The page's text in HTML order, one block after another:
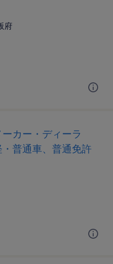
府
カー・ディーラ
普通車、普通免許